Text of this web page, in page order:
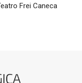
Frei Caneca